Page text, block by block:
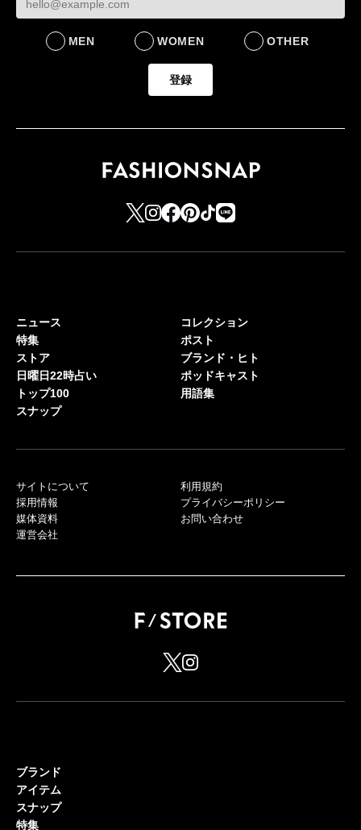
MEN WOMEN OTHER
登録
ニュース
特集
ストア
日曜日22時占い
トップ100
スナップ
コレクション
ポスト
ブランド・ヒト
ポッドキャスト
用語集
サイトについて
採用情報
媒体資料
運営会社
利用規約
プライバシーポリシー
お問い合わせ
ブランド
アイテム
スナップ
特集